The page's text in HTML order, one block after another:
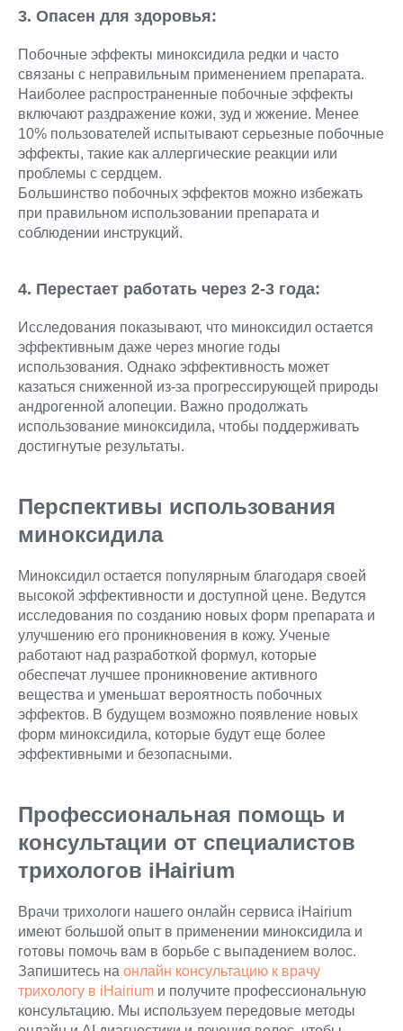
3. Опасен для здоровья:
Побочные эффекты миноксидила редки и часто
связаны с неправильным применением препарата.
Наиболее распространенные побочные эффекты
включают раздражение кожи, зуд и жжение. Менее
10% пользователей испытывают серьезные побочные
эффекты, такие как аллергические реакции или
проблемы с сердцем.
Большинство побочных эффектов можно избежать
при правильном использовании препарата и
соблюдении инструкций.
4. Перестает работать через 2-3 года:
Исследования показывают, что миноксидил остается
эффективным даже через многие годы
использования. Однако эффективность может
казаться сниженной из-за прогрессирующей природы
андрогенной алопеции. Важно продолжать
использование миноксидила, чтобы поддерживать
достигнутые результаты.
Перспективы использования
миноксидила
Миноксидил остается популярным благодаря своей
высокой эффективности и доступной цене. Ведутся
исследования по созданию новых форм препарата и
улучшению его проникновения в кожу. Ученые
работают над разработкой формул, которые
обеспечат лучшее проникновение активного
вещества и уменьшат вероятность побочных
эффектов. В будущем возможно появление новых
форм миноксидила, которые будут еще более
эффективными и безопасными.
Профессиональная помощь и
консультации от специалистов
трихологов iHairium
Врачи трихологи нашего онлайн сервиса iHairium
имеют большой опыт в применении миноксидила и
готовы помочь вам в борьбе с выпадением волос.
Запишитесь на онлайн консультацию к врачу
трихологу в iHairium и получите профессиональную
консультацию. Мы используем передовые методы